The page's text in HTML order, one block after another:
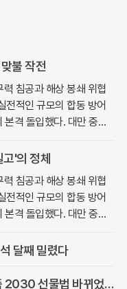
불 작전
력 침공과 해상 봉쇄 위협
전적인 규모의 합동 방어
본격 돌입했다. 대만 중앙
따르면 올해로..
'의 정체
력 침공과 해상 봉쇄 위협
전적인 규모의 합동 방어
본격 돌입했다. 대만 중앙
따르면 올해로..
달째 밀렸다
2030 선물법 바뀌었